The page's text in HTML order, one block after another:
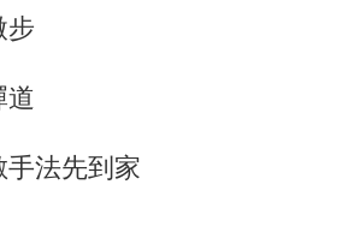
步
道
法先到家